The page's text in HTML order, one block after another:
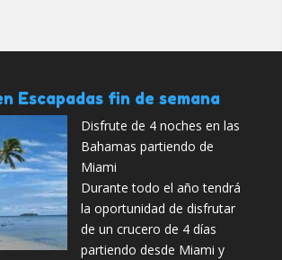
Escapadas fin de semana
Disfrute de 4 noches en las
Bahamas partiendo de
Miami
Durante todo el año tendrá
la oportunidad de disfrutar
de un crucero de 4 días
partiendo desde Miami y